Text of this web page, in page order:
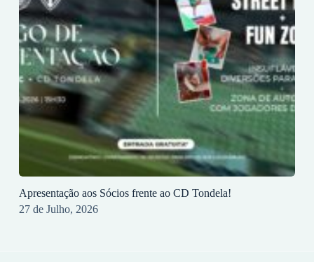
Apresentação aos Sócios frente ao CD Tondela!
27 de Julho, 2026